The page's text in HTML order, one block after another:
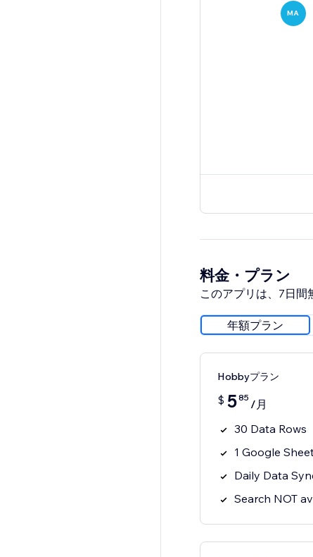
MA
料金・プラン
このアプリは、7日間
年額プラン
Hobbyプラン
$ 585 /月
30 Data Rows
1 Google
Daily Data
Search NOT